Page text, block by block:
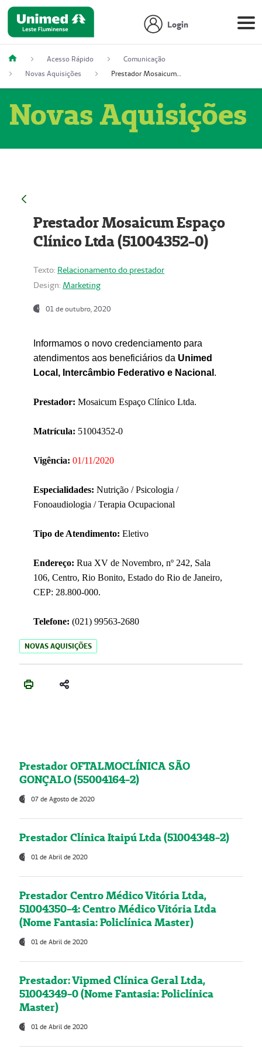
Login
Acesso Rápido
Comunicação
Novas Aquisições
Prestador Mosaicum Espaço Clínico Ltda (51004352-0)
Novas Aquisições
Prestador Mosaicum Espaço
Clínico Ltda (51004352-0)
Texto: Relacionamento do prestador
Design: Marketing
01 de outubro, 2020
Informamos o novo credenciamento para
atendimentos aos beneficiários da Unimed
Local, Intercâmbio Federativo e Nacional .
Prestador: Mosaicum Espaço Clínico Ltda.
Matrícula: 51004352-0
Vigência: 01/11/2020
Especialidades: Nutrição / Psicologia /
Fonoaudiologia / Terapia Ocupacional
Tipo de Atendimento: Eletivo
Endereço: Rua XV de Novembro, nº 242, Sala
106, Centro, Rio Bonito, Estado do Rio de Janeiro,
CEP: 28.800-000.
Telefone: (021) 99563-2680
NOVAS AQUISIÇÕES
Prestador OFTALMOCLÍNICA SÃO
GONÇALO (55004164-2)
07 de Agosto de 2020
Prestador Clínica Itaipú Ltda (51004348-2)
01 de Abril de 2020
Prestador Centro Médico Vitória Ltda,
51004350-4: Centro Médico Vitória Ltda
(Nome Fantasia: Policlínica Master)
01 de Abril de 2020
Prestador: Vipmed Clínica Geral Ltda,
51004349-0 (Nome Fantasia: Policlínica
Master)
01 de Abril de 2020